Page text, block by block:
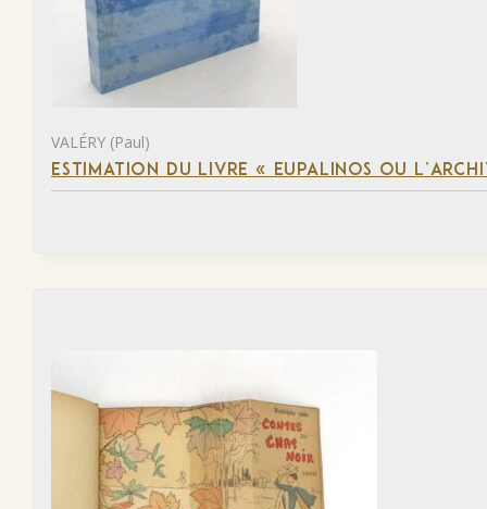
VALÉRY (Paul)
ESTIMATION DU LIVRE « EUPALINOS OU